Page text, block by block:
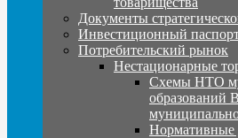
Документы
Инвестиционный
Потребительский рынок
Нестационарные
Схемы НТО
образований